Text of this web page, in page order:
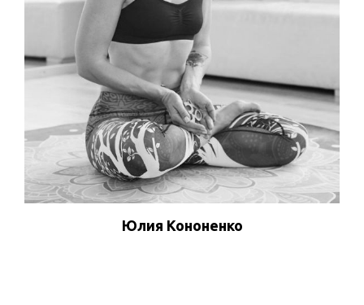
ПРОСМОТРЕТЬ ПРОФИЛЬ
Юлия Кононенко